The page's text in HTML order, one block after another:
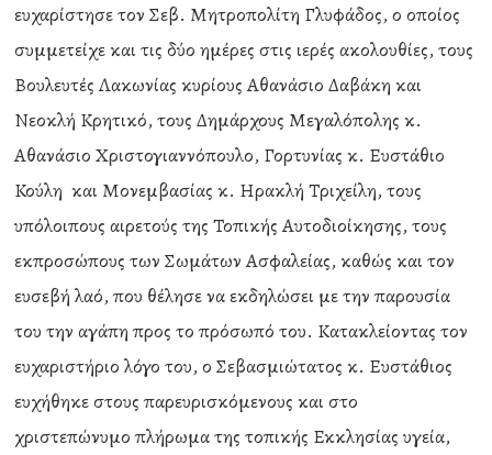
ευχαρίστησε τον Σεβ. Μητροπολίτη Γλυφάδος, ο οποίος
συμμετείχε και τις δύο ημέρες στις ιερές ακολουθίες, τους
Βουλευτές Λακωνίας κυρίους Αθανάσιο Δαβάκη και
Νεοκλή Κρητικό, τους Δημάρχους Μεγαλόπολης κ.
Αθανάσιο Χριστογιαννόπουλο, Γορτυνίας κ. Ευστάθιο
Κούλη και Μονεμβασίας κ. Ηρακλή Τριχείλη, τους
υπόλοιπους αιρετούς της Τοπικής Αυτοδιοίκησης, τους
εκπροσώπους των Σωμάτων Ασφαλείας, καθώς και τον
ευσεβή λαό, που θέλησε να εκδηλώσει με την παρουσία
του την αγάπη προς το πρόσωπό του. Κατακλείοντας τον
ευχαριστήριο λόγο του, ο Σεβασμιώτατος κ. Ευστάθιος
ευχήθηκε στους παρευρισκόμενους και στο
χριστεπώνυμο πλήρωμα της τοπικής Εκκλησίας υγεία,